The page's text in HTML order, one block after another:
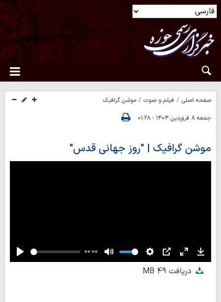
صفحه اصلی فیلم و صوت
موشن گرافیک
جمعه ۸ فروردین ۱۴۰۴ - ۰۱:۲۸
موشن گرافیک | "روز جهانی قدس"
Play
00:00
Mute Settings
PIP Enter
fullscreenدریافت49 MB